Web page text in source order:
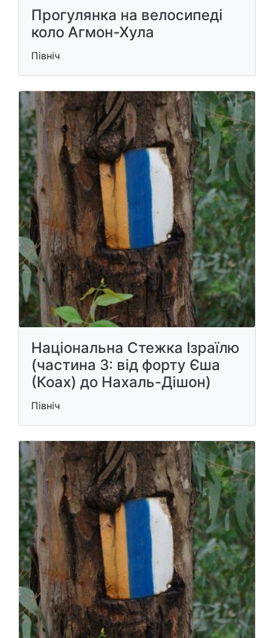
Прогулянка на велосипеді
коло Агмон-Хула
Північ
Національна Стежка Ізраїлю
(частина 3: від форту Єша
(Коах) до Нахаль-Дішон)
Північ